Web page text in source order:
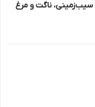
سیب‌زمینی، ناگت و مرغ